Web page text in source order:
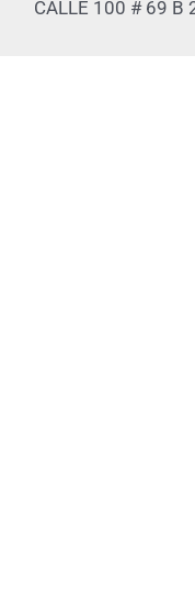
CALLE 100 # 69 B